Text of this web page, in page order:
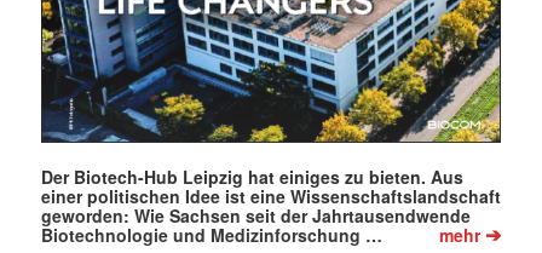
Der Biotech-Hub Leipzig hat einiges zu bieten. Aus
einer politischen Idee ist eine Wissenschaftslandschaft
geworden: Wie Sachsen seit der Jahrtausendwende
Biotechnologie und Medizinforschung …
mehr➔